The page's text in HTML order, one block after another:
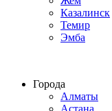
Казалинск
Темир
Эмба
Города
Алматы
Астана